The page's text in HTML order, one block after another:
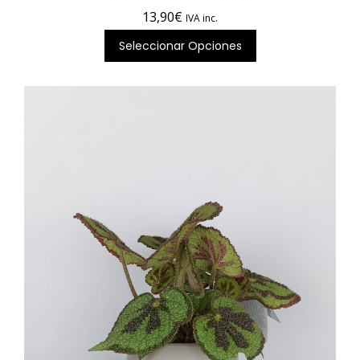
13,90€ IVA inc.
Seleccionar Opciones